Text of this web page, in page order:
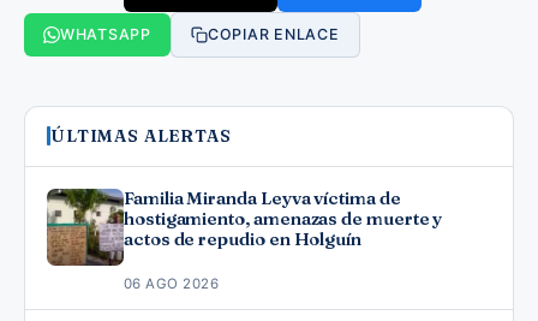
WHATSAPP COPIAR ENLACE
ÚLTIMAS ALERTAS
Familia Miranda Leyva víctima de
hostigamiento, amenazas de muerte y
actos de repudio en Holguín
06 AGO 2026